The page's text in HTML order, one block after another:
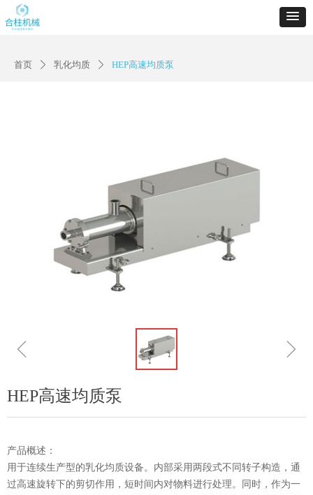
首页 ꄲ 乳化均质 ꄲ HEP高速均质泵
ꁆ ꁇ
HEP高速均质泵
产品概述：
用于连续生产型的乳化均质设备。内部采用两段式不同转子构造，通
过高速旋转下的剪切作用，短时间内对物料进行处理。同时，作为一